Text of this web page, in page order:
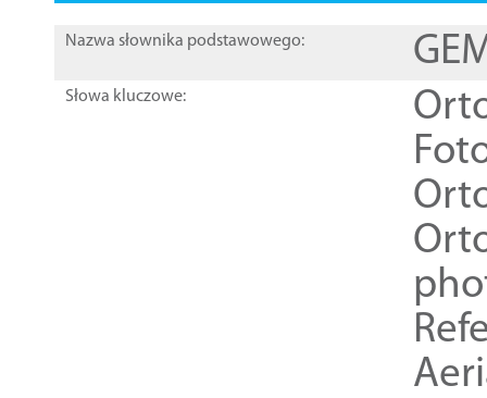
Nazwa słownika podstawowego:
Słowa kluczowe: